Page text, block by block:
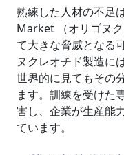
熟練した人材の不足
Market （オリゴヌ
て大きな脅威となる
ヌクレオチド製造に
世界的に見てもその
ます。訓練を受けた
害し、企業が生産能
ています。